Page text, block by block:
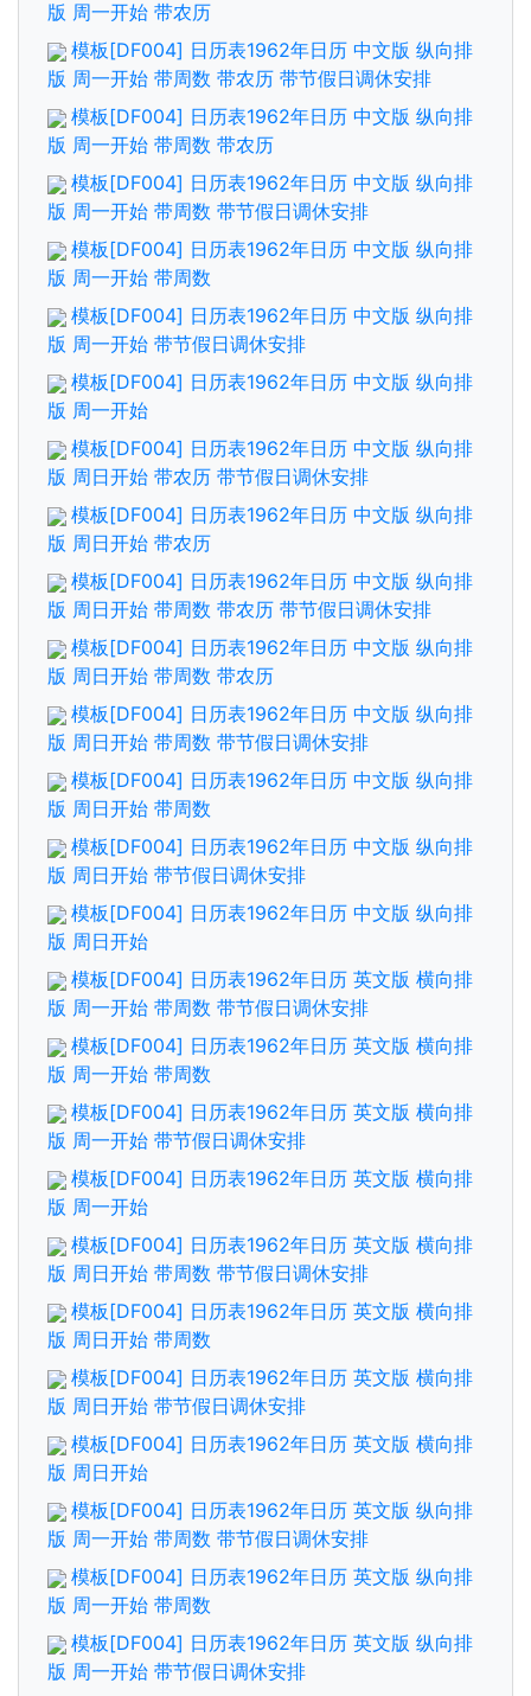
版 周一开始 带农历
模板[DF004] 日历表1962年日历 中文版 纵向排
版 周一开始 带周数 带农历 带节假日调休安排
模板[DF004] 日历表1962年日历 中文版 纵向排
版 周一开始 带周数 带农历
模板[DF004] 日历表1962年日历 中文版 纵向排
版 周一开始 带周数 带节假日调休安排
模板[DF004] 日历表1962年日历 中文版 纵向排
版 周一开始 带周数
模板[DF004] 日历表1962年日历 中文版 纵向排
版 周一开始 带节假日调休安排
模板[DF004] 日历表1962年日历 中文版 纵向排
版 周一开始
模板[DF004] 日历表1962年日历 中文版 纵向排
版 周日开始 带农历 带节假日调休安排
模板[DF004] 日历表1962年日历 中文版 纵向排
版 周日开始 带农历
模板[DF004] 日历表1962年日历 中文版 纵向排
版 周日开始 带周数 带农历 带节假日调休安排
模板[DF004] 日历表1962年日历 中文版 纵向排
版 周日开始 带周数 带农历
模板[DF004] 日历表1962年日历 中文版 纵向排
版 周日开始 带周数 带节假日调休安排
模板[DF004] 日历表1962年日历 中文版 纵向排
版 周日开始 带周数
模板[DF004] 日历表1962年日历 中文版 纵向排
版 周日开始 带节假日调休安排
模板[DF004] 日历表1962年日历 中文版 纵向排
版 周日开始
模板[DF004] 日历表1962年日历 英文版 横向排
版 周一开始 带周数 带节假日调休安排
模板[DF004] 日历表1962年日历 英文版 横向排
版 周一开始 带周数
模板[DF004] 日历表1962年日历 英文版 横向排
版 周一开始 带节假日调休安排
模板[DF004] 日历表1962年日历 英文版 横向排
版 周一开始
模板[DF004] 日历表1962年日历 英文版 横向排
版 周日开始 带周数 带节假日调休安排
模板[DF004] 日历表1962年日历 英文版 横向排
版 周日开始 带周数
模板[DF004] 日历表1962年日历 英文版 横向排
版 周日开始 带节假日调休安排
模板[DF004] 日历表1962年日历 英文版 横向排
版 周日开始
模板[DF004] 日历表1962年日历 英文版 纵向排
版 周一开始 带周数 带节假日调休安排
模板[DF004] 日历表1962年日历 英文版 纵向排
版 周一开始 带周数
模板[DF004] 日历表1962年日历 英文版 纵向排
版 周一开始 带节假日调休安排